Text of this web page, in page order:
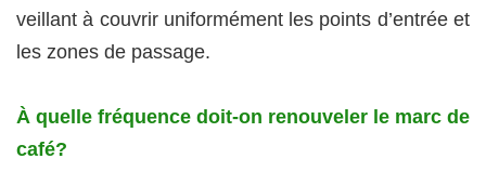
veillant à couvrir uniformément les points d’entrée et
les zones de passage.
À quelle fréquence doit-on renouveler le marc de
café?